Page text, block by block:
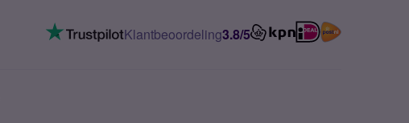
Klantbeoordeling3.8/5